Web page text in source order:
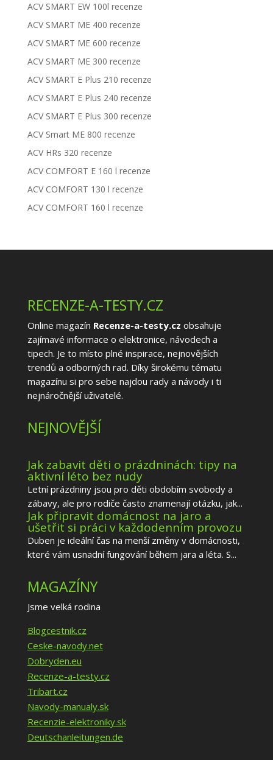
ACV SMART EW 100l recenze
ACV SMART ME 400 recenze
ACV SMART ME 600 recenze
ACV SMART ME 300 recenze
ACV SMART E Plus 210 recenze
ACV SMART E Plus 240 recenze
ACV SMART E Plus 300 recenze
ACV Smart ME 800 recenze
ACV HRs 320 recenze
ACV COMFORT E 160 l recenze
ACV COMFORT 130 l recenze
ACV COMFORT 160 l recenze
RECENZE-A-TESTY.CZ
Online magazín Recenze-a-testy.cz obsahuje
zajímavé informace o elektronice, návodech a
tipech. Je to místo plné inspirace, nejnovějších
trendů a odborných rad. Díky širokému tématu
magazínu si pro sebe najdou rady a návody i ti
nejnáročnější uživatelé.
NEJNOVĚJŠÍ
Jak zabavit děti o prázdninách: tipy na
aktivní léto bez nudy
Letní prázdniny jsou pro děti obdobím svobody a
zábavy, ale pro rodiče často znamenají otázku, jak...
Jak připravit domácnost na jaro a
ušetřit si práci v každodenním provozu
Duben je ideální čas na menší změny v domácnosti,
které vám usnadní fungování během jara a léta. S...
MAGAZÍNY
Jsme velká rodina
Blogcestnik.cz
Ceske-navody.net
Dobryden.eu
Recenze-a-testy.cz
Tribart.cz
Navody-manualy.sk
Recenzie-elektroniky.sk
Deutschanleitungen.de